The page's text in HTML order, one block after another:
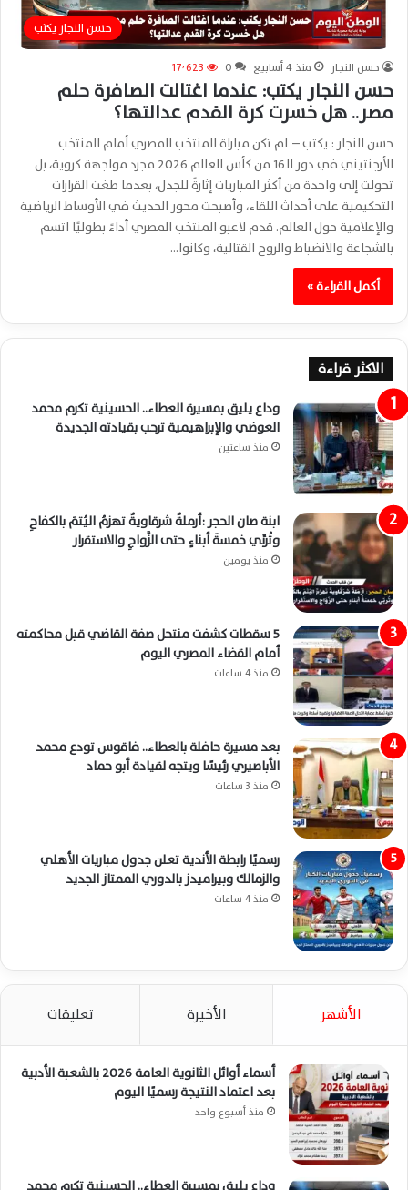
حسن النجار يكتب
حسن النجار منذ 4 أسابيع 0 17٬623
حسن النجار يكتب: عندما اغتالت الصافرة حلم
مصر.. هل خسرت كرة القدم عدالتها؟
حسن النجار : يكتب – لم تكن مباراة المنتخب المصري أمام المنتخب
الأرجنتيني في دور الـ16 من كأس العالم 2026 مجرد مواجهة كروية، بل
تحولت إلى واحدة من أكثر المباريات إثارةً للجدل، بعدما طغت القرارات
التحكيمية على أحداث اللقاء، وأصبحت محور الحديث في الأوساط الرياضية
والإعلامية حول العالم. قدم لاعبو المنتخب المصري أداءً بطوليًا اتسم
بالشجاعة والانضباط والروح القتالية، وكانوا…
أكمل القراءة »
الاكثر قراءة
وداع يليق بمسيرة العطاء.. الحسينية تكرم محمد
العوضي والإبراهيمية ترحب بقيادته الجديدة
منذ ساعتين
ابنة صان الحجر :أرملةٌ شرقاويةٌ تهزمُ اليُتمَ بالكفاحِ
وتُربِّي خمسةَ أبناءٍ حتى الزَّواجِ والاستقرار
منذ يومين
5 سقطات كشفت منتحل صفة القاضي قبل محاكمته
أمام القضاء المصري اليوم
منذ 4 ساعات
بعد مسيرة حافلة بالعطاء.. فاقوس تودع محمد
الأباصيري رئيسًا ويتجه لقيادة أبو حماد
منذ 3 ساعات
رسميًا رابطة الأندية تعلن جدول مباريات الأهلي
والزمالك وبيراميدز بالدوري الممتاز الجديد
منذ 4 ساعات
الأشهر الأخيرة تعليقات
أسماء أوائل الثانوية العامة 2026 بالشعبة الأدبية
بعد اعتماد النتيجة رسميًا اليوم
منذ أسبوع واحد